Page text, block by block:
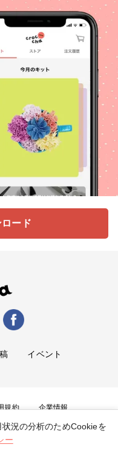
ード
イベント
規約 企業情報
況の分析のためCookieを
ー